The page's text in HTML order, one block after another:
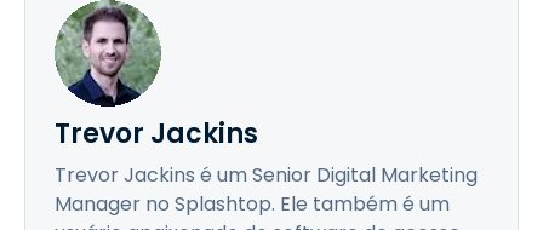
Trevor Jackins
Trevor Jackins é um Senior Digital Marketing
Manager no Splashtop. Ele também é um